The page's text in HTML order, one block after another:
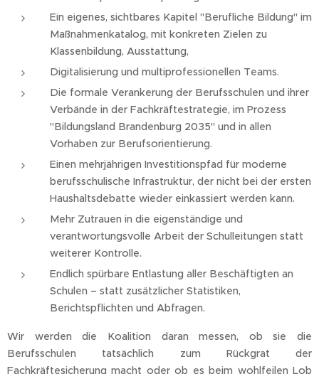
Ein eigenes, sichtbares Kapitel "Berufliche Bildung" im
Maßnahmenkatalog, mit konkreten Zielen zu
Klassenbildung, Ausstattung,
Digitalisierung und multiprofessionellen Teams.
Die formale Verankerung der Berufsschulen und ihrer
Verbände in der Fachkräftestrategie, im Prozess
"Bildungsland Brandenburg 2035" und in allen
Vorhaben zur Berufsorientierung.
Einen mehrjährigen Investitionspfad für moderne
berufsschulische Infrastruktur, der nicht bei der ersten
Haushaltsdebatte wieder einkassiert werden kann.
Mehr Zutrauen in die eigenständige und
verantwortungsvolle Arbeit der Schulleitungen statt
weiterer Kontrolle.
Endlich spürbare Entlastung aller Beschäftigten an
Schulen – statt zusätzlicher Statistiken,
Berichtspflichten und Abfragen.
Wir werden die Koalition daran messen, ob sie die
Berufsschulen tatsächlich zum Rückgrat der
Fachkräftesicherung macht oder ob es beim wohlfeilen Lob